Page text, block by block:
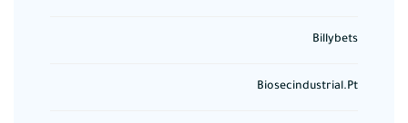
Billybets
Biosecindustrial.pt